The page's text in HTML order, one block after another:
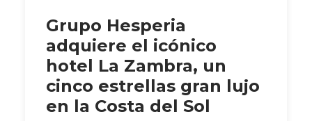
Grupo Hesperia
adquiere el icónico
hotel La Zambra, un
cinco estrellas gran lujo
en la Costa del Sol